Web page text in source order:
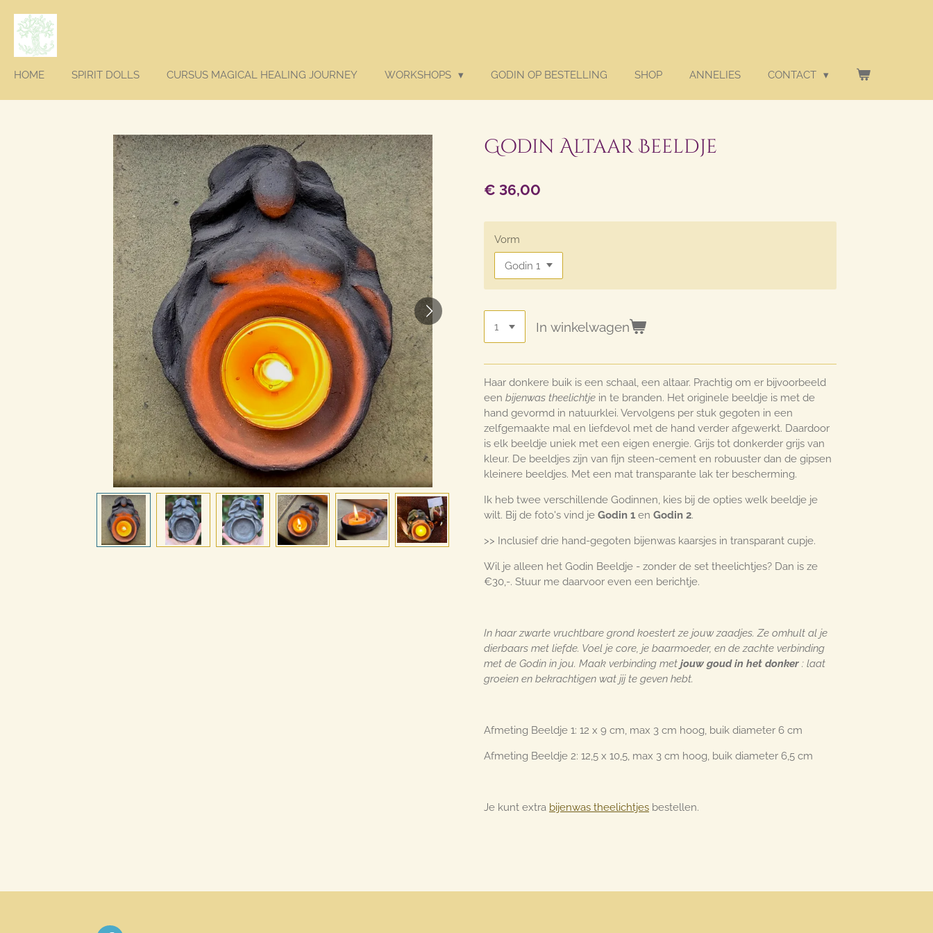
Ga
direct
naar
de
hoofdinhoud
HOME SPIRIT DOLLS CURSUS MAGICAL HEALING JOURNEY WORKSHOPS GODIN OP BESTELLING SHOP ANNELIES CONTACT
Godin Altaar Beeldje
€ 36,00
Vorm
In winkelwagen
Haar donkere buik is een schaal, een altaar. Prachtig om er bijvoorbeeld
een bijenwas theelichtje in te branden. Het originele beeldje is met de
hand gevormd in natuurklei. Vervolgens per stuk gegoten in een
zelfgemaakte mal en liefdevol met de hand verder afgewerkt. Daardoor
is elk beeldje uniek met een eigen energie. Grijs tot donkerder grijs van
kleur. De beeldjes zijn van fijn steen-cement en robuuster dan de gipsen
kleinere beeldjes. Met een mat transparante lak ter bescherming.
Ik heb twee verschillende Godinnen, kies bij de opties welk beeldje je
wilt. Bij de foto's vind je Godin 1 en Godin 2.
>> Inclusief drie hand-gegoten bijenwas kaarsjes in transparant cupje.
Wil je alleen het Godin Beeldje - zonder de set theelichtjes? Dan is ze
€30,-. Stuur me daarvoor even een berichtje.
In haar zwarte vruchtbare grond koestert ze jouw zaadjes. Ze omhult al je
dierbaars met liefde. Voel je core, je baarmoeder, en de zachte verbinding
met de Godin in jou. Maak verbinding met jouw goud in het donker : laat
groeien en bekrachtigen wat jij te geven hebt.
Afmeting Beeldje 1: 12 x 9 cm, max 3 cm hoog, buik diameter 6 cm
Afmeting Beeldje 2: 12,5 x 10,5, max 3 cm hoog, buik diameter 6,5 cm
Je kunt extra bijenwas theelichtjes bestellen.